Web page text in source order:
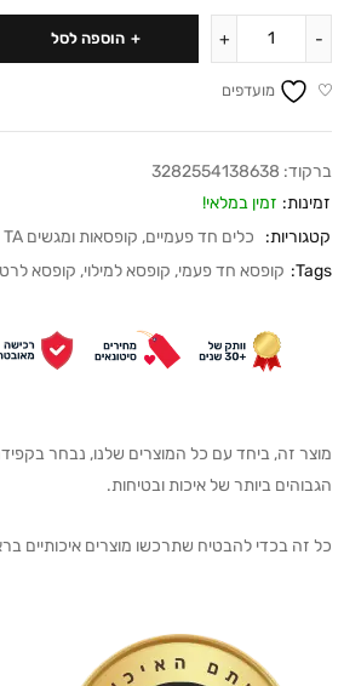
הוספה לסל
מועדפים
ברקוד: 3282554138638
זמינות: זמין במלאי!
קטגוריות:
כלים חד פעמיים, קופסאות ומגשים TA
Tags: קופסא חד פעמי, קופסא למילוי, קופסא
מוצר זה, ביחד עם כל המוצרים שלנו, נבחר
הגבוהים ביותר של איכות ובטיחות.
כל זה בכדי להבטיח שתרכשו מוצרים איכותיים